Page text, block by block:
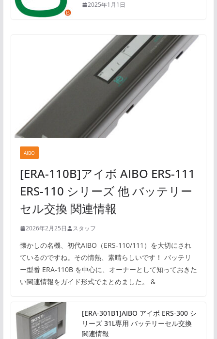
2025年1月1日
AIBO
[ERA-110B]アイボ AIBO ERS-111
ERS-110 シリーズ 他 バッテリー
セル交換 関連情報
2026年2月25日 スタッフ
懐かしの名機、初代AIBO（ERS-110/111）を大切にされ
ているのですね。その情熱、素晴らしいです！ バッテリ
ー型番 ERA-110B を中心に、オーナーとして知っておきた
い関連情報をガイド形式でまとめました。 &
[ERA-301B1]AIBO アイボ ERS-300 シ
リーズ 31L専用 バッテリーセル交換
関連情報